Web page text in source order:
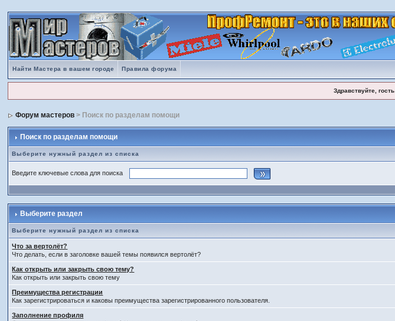
Найти Мастера в вашем городе Правила форума
Здравствуйте, гость
Форум мастеров > Поиск по разделам помощи
Поиск по разделам помощи
Выберите нужный раздел из списка
Введите ключевые слова для поиска
Выберите раздел
Выберите нужный раздел из списка
Что за вертолёт?
Что делать, если в заголовке вашей темы появился вертолёт?
Как открыть или закрыть свою тему?
Как открыть или закрыть свою тему
Преимущества регистрации
Как зарегистрироваться и каковы преимущества зарегистрированного пользователя.
Заполнение профиля